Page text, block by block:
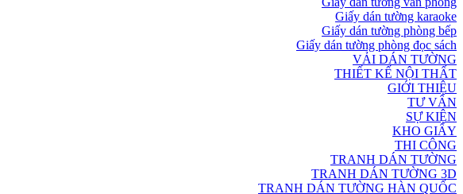
Giấy dán tường karaoke
Giấy dán tường phòng bếp
Giấy dán tường phòng đọc sách
VẢI DÁN TƯỜNG
THIẾT KẾ NỘI THẤT
GIỚI THIỆU
TƯ VẤN
SỰ KIỆN
KHO GIẤY
THI CÔNG
TRANH DÁN TƯỜNG
TRANH DÁN TƯỜNG 3D
TRANH DÁN TƯỜNG HÀN QUỐC